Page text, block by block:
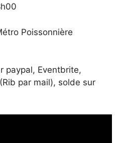
Poissonnière
paypal, Eventbrite,
par mail), solde sur